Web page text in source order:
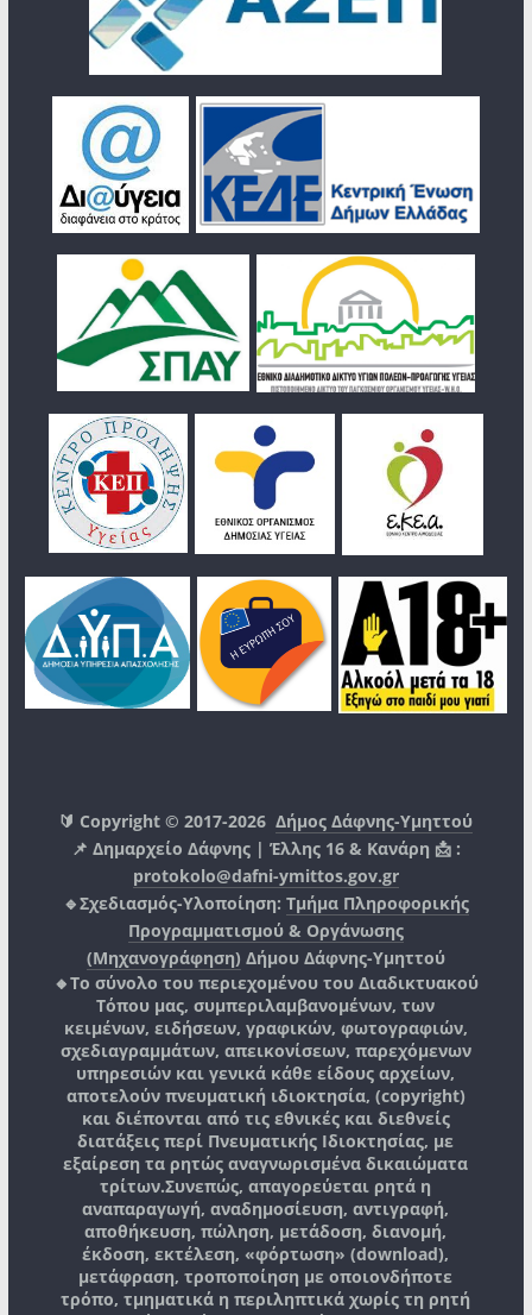
🔰 Copyright © 2017-2026Δήμος Δάφνης-Υμηττού
📌 Δημαρχείο Δάφνης | Έλλης 16 & Κανάρη 📩 :
protokolo@dafni-ymittos.gov.gr
🔹Σχεδιασμός-Υλοποίηση: Τμήμα Πληροφορικής
Προγραμματισμού & Οργάνωσης
(Μηχανογράφηση) Δήμου Δάφνης-Υμηττού
🔸Το σύνολο του περιεχομένου του Διαδικτυακού
Τόπου μας, συμπεριλαμβανομένων, των
κειμένων, ειδήσεων, γραφικών, φωτογραφιών,
σχεδιαγραμμάτων, απεικονίσεων, παρεχόμενων
υπηρεσιών και γενικά κάθε είδους αρχείων,
αποτελούν πνευματική ιδιοκτησία, (copyright)
και διέπονται από τις εθνικές και διεθνείς
διατάξεις περί Πνευματικής Ιδιοκτησίας, με
εξαίρεση τα ρητώς αναγνωρισμένα δικαιώματα
τρίτων.Συνεπώς, απαγορεύεται ρητά η
αναπαραγωγή, αναδημοσίευση, αντιγραφή,
αποθήκευση, πώληση, μετάδοση, διανομή,
έκδοση, εκτέλεση, «φόρτωση» (download),
μετάφραση, τροποποίηση με οποιονδήποτε
τρόπο, τμηματικά η περιληπτικά χωρίς τη ρητή